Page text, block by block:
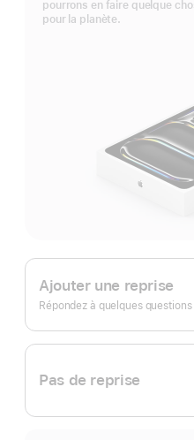
pourrons en faire quelque
pour la planète.
Apple
Trade In.
Ajouter une reprise
Répondez à quelques
Pas de reprise